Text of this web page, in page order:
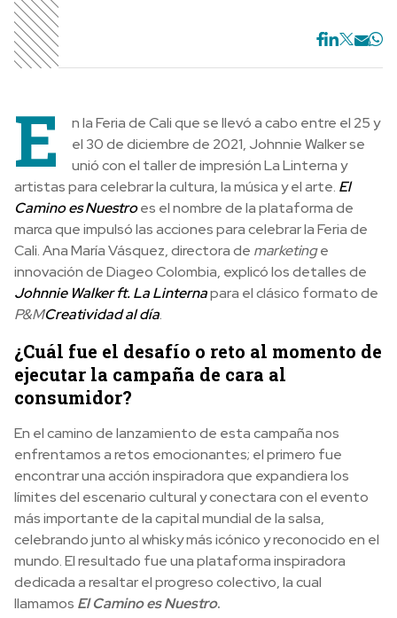
E
n la Feria de Cali que se llevó a cabo entre el 25 y
el 30 de diciembre de 2021, Johnnie Walker se
unió con el taller de impresión La Linterna y
artistas para celebrar la cultura, la música y el arte. El
Camino es Nuestroes el nombre de la plataforma de
marca que impulsó las acciones para celebrar la Feria de
Cali. Ana María Vásquez, directora de marketinge
innovación de Diageo Colombia, explicó los detalles de
Johnnie Walker ft. La Linternapara el clásico formato de
P&MCreatividad al día.
¿Cuál fue el desafío o reto al momento de
ejecutar la campaña de cara al
consumidor?
En el camino de lanzamiento de esta campaña nos
enfrentamos a retos emocionantes; el primero fue
encontrar una acción inspiradora que expandiera los
límites del escenario cultural y conectara con el evento
más importante de la capital mundial de la salsa,
celebrando junto al whisky más icónico y reconocido en el
mundo. El resultado fue una plataforma inspiradora
dedicada a resaltar el progreso colectivo, la cual
llamamos El Camino es Nuestro.